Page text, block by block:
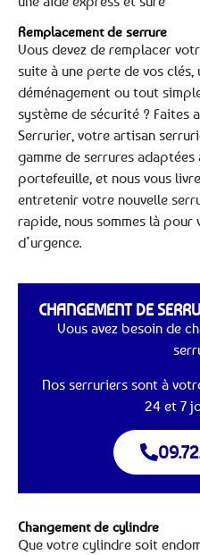
Remplacement de serrure
Vous devez de remplacer
suite à une perte de vos
déménagement ou tout
système de sécurité ? Faites
Serrurier, votre artisan
gamme de serrures
portefeuille, et nous vous
entretenir votre nouvelle
rapide, nous sommes là pour
d’urgence.
CHANGEMENT DE
Vous avez besoin de
Nos serruriers sont à
24 et 7
Changement de cylindre
Que votre cylindre soit